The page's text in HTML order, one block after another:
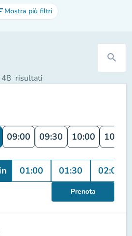
Mostra più filtri
search
48 risultati
09:00 09:30 10:00 10:30
01:00 01:30 02:00
Prenota